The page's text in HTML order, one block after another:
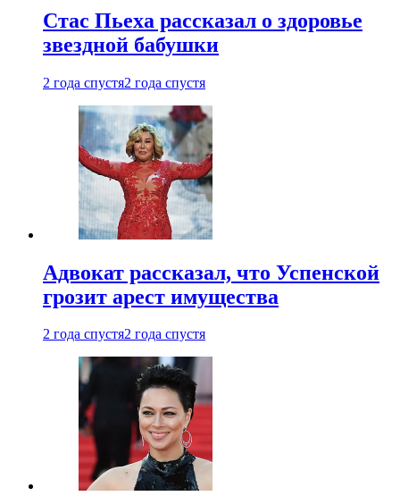
Стас Пьеха рассказал о здоровье
звездной бабушки
2 года спустя2 года спустя
Адвокат рассказал, что Успенской
грозит арест имущества
2 года спустя2 года спустя